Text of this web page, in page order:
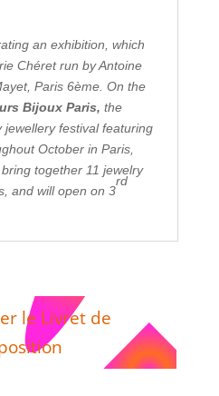
an exhibition, which
Chéret run by Antoine
Paris 6ème. On the
Bijoux Paris, the
festival featuring
October in Paris,
together 11 jewelry
and will open on 3
rd
le Livret de